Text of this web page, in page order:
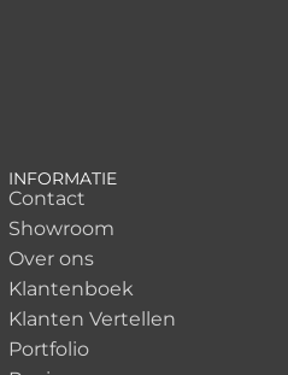
INFORMATIE
Contact
Showroom
Over ons
Klantenboek
Klanten Vertellen
Portfolio